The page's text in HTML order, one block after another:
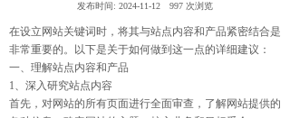
发布时间: 2024-11-12 997 次浏览
在设立网站关键词时，将其与站点内容和产品紧密结合是
非常重要的。以下是关于如何做到这一点的详细建议：
一、理解站点内容和产品
1、深入研究站点内容
首先，对网站的所有页面进行全面审查，了解网站提供的